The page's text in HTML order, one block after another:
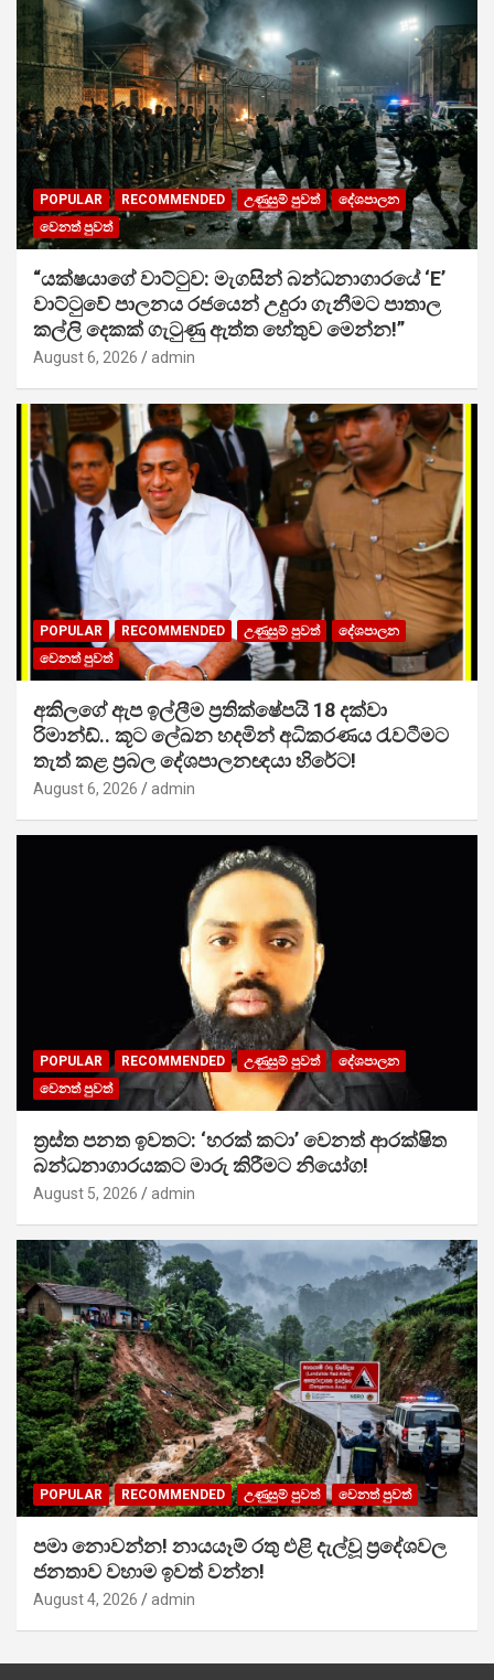
POPULAR RECOMMENDED උණුසුම් පුවත්
දේශපාලන
වෙනත් පුවත්
“යක්ෂයාගේ වාට්ටුව: මැගසින් බන්ධනාගාරයේ ‘E’
වාට්ටුවේ පාලනය රජයෙන් උදුරා ගැනීමට පාතාල
කල්ලි දෙකක් ගැටුණු ඇත්ත හේතුව මෙන්න!”
August 6, 2026 admin
POPULAR RECOMMENDED උණුසුම් පුවත්
දේශපාලන
වෙනත් පුවත්
අකිලගේ ඇප ඉල්ලීම ප්‍රතික්ෂේපයි 18 දක්වා
රිමාන්ඩ්.. කූට ලේඛන හදමින් අධිකරණය රැවටීමට
තැත් කළ ප්‍රබල දේශපාලනඥයා හිරේට!
August 6, 2026 admin
POPULAR RECOMMENDED උණුසුම් පුවත්
දේශපාලන
වෙනත් පුවත්
ත්‍රස්ත පනත ඉවතට: ‘හරක් කටා’ වෙනත් ආරක්ෂිත
බන්ධනාගාරයකට මාරු කිරීමට නියෝග!
August 5, 2026 admin
POPULAR RECOMMENDED උණුසුම් පුවත් වෙනත් පුවත්
පමා නොවන්න! නායයෑම් රතු එළි දැල්වූ ප්‍රදේශවල
ජනතාව වහාම ඉවත් වන්න!
August 4, 2026 admin